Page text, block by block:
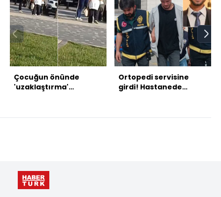
Çocuğun önünde
'uzaklaştırma'
Ortopedi servisine
girdi! Hastanede